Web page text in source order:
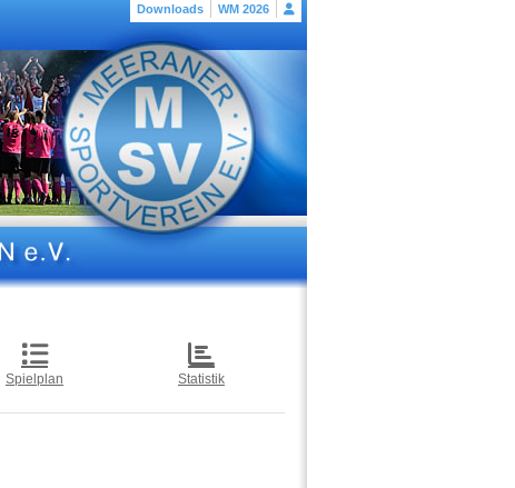
Downloads WM 2026
Spielplan Statistik